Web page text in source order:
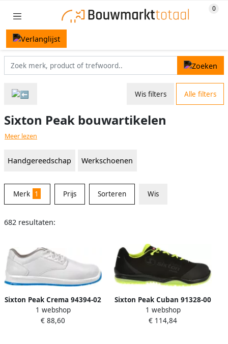
Wis filters Alle filters
Sixton Peak bouwartikelen
Meer lezen
Handgereedschap Werkschoenen
Merk 1 Prijs Sorteren Wis
682 resultaten:
Sixton Peak Crema 94394-02
S2 | Wit | 00.091.168.45
1 webshop
€ 88,60
Sixton Peak Cuban 91328-00
S3 | Zwart Geel |
00.091.154.41
1 webshop
€ 114,84